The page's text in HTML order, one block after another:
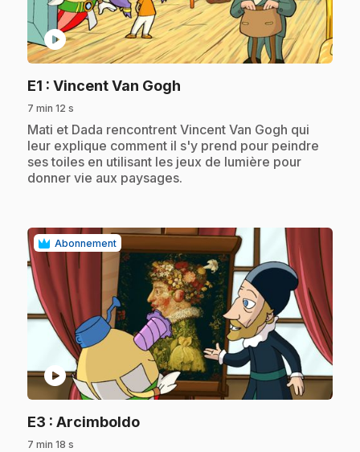
play_circle
E1 : Vincent Van Gogh
7 min 12 s
.Mati et Dada rencontrent Vincent Van Gogh qui
leur explique comment il s'y prend pour peindre
ses toiles en utilisant les jeux de lumière pour
donner vie aux paysages.
Abonnement
play_circle
E3 : Arcimboldo.
7 min 18 s